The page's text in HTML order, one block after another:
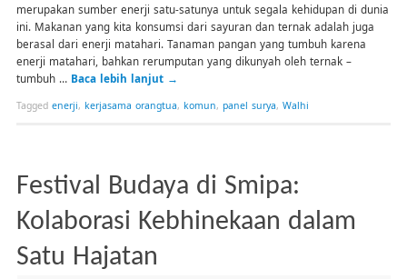
merupakan sumber enerji satu-satunya untuk segala kehidupan di dunia
ini. Makanan yang kita konsumsi dari sayuran dan ternak adalah juga
berasal dari enerji matahari. Tanaman pangan yang tumbuh karena
enerji matahari, bahkan rerumputan yang dikunyah oleh ternak –
tumbuh … Baca lebih lanjut →
Tagged enerji, kerjasama orangtua, komun, panel surya, Walhi
Festival Budaya di Smipa:
Kolaborasi Kebhinekaan dalam
Satu Hajatan